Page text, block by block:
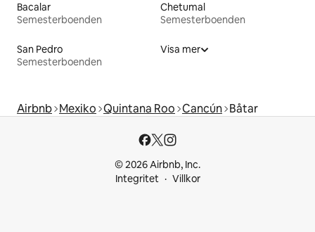
Bacalar
Semesterboenden
Chetumal
Semesterboenden
San Pedro
Semesterboenden
Visa mer
Airbnb Mexiko Quintana Roo Cancún Båtar
© 2026 Airbnb, Inc.
Integritet
Villkor